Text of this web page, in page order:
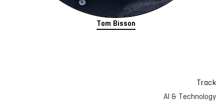
Tom Bisson
Track
AI & Technology